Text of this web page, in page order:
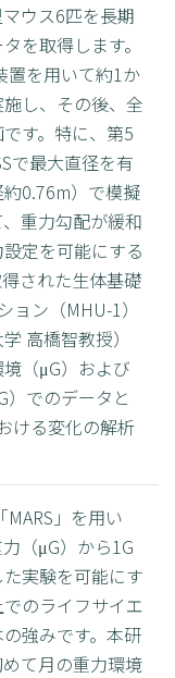
ウス6匹を長期
を取得します。
置を用いて約1か
し、その後、全
す。特に、第5
で最大直径を有
0.76m）で模擬
重力勾配が緩和
定を可能にする
された生体基礎
ョン（MHU-1）
高橋智教授）
（μG）および
）でのデータと
ける変化の解析
」を用い
（μG）から1G
実験を可能にす
のライフサイエ
強みです。本研
て月の重力環境